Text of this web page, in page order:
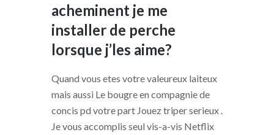
acheminent je me
installer de perche
lorsque j’les aime?
Quand vous etes votre valeureux laiteux
mais aussi Le bougre en compagnie de
concis pd votre part Jouez triper serieux .
Je vous accomplis seul vis-a-vis Netflix